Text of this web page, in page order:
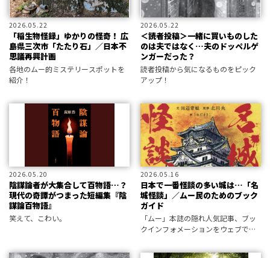
2026.05.22
「稲生物怪録」ゆかりの怪奇！ 広
島県三次市「たたり石」／日本不
思議再興計画
各地のムー的ミステリースポットを
紹介！
2026.05.22
＜読者投稿＞一緒に買いものした
のは夫ではなく…夫のドッペルゲ
ンガーだった？
読者投稿から気になるものをピック
アップ！
2026.05.20
陰謀論者が大集合して百物語…？
現代の奇譚がつまった短編集『陰
謀論百物語』
笑えて、こわい。
2026.05.16
日本で一番怪談の多い城は…「名
城怪談」／ムー民のためのブック
ガイド
「ムー」本誌の隠れ人気記事、ブッ
クインフォメーションをウェブで公
をお届けします。